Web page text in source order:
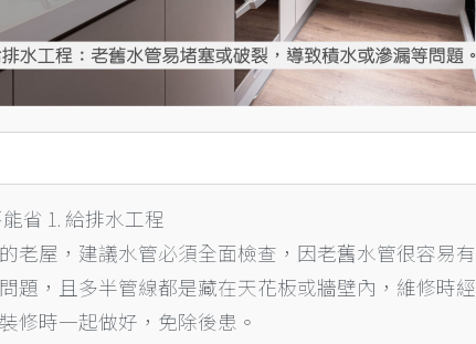
省 1. 給排水工程
老屋，建議水管必須全面檢查，因老舊水管很容易
題，且多半管線都是藏在天花板或牆壁內，維修時
修時一起做好，免除後患。